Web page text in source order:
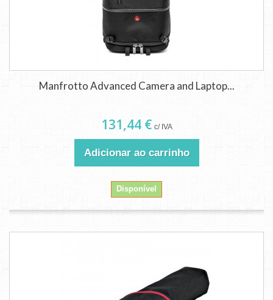
Manfrotto Advanced Camera and Laptop...
131,44 € c/ IVA
Adicionar ao carrinho
Disponível